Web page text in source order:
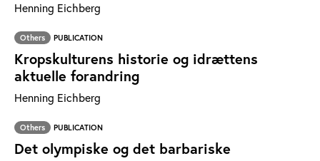
Henning Eichberg
Others PUBLICATION
Kropskulturens historie og idrættens
aktuelle forandring
Henning Eichberg
Others PUBLICATION
Det olympiske og det barbariske